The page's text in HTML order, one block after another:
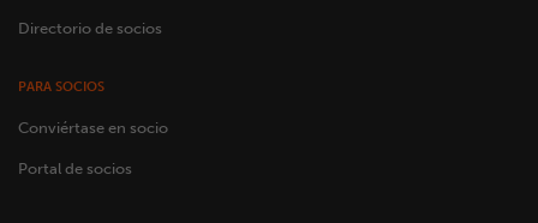
Directorio de socios
PARA SOCIOS
Conviértase en socio
Portal de socios